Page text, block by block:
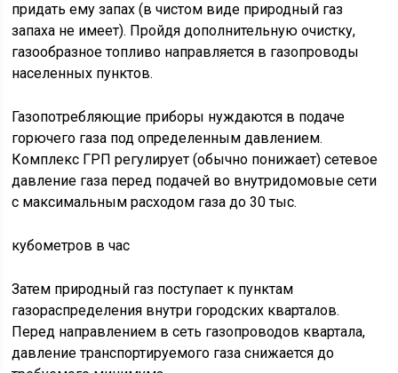
придать ему запах (в чистом виде природный газ
запаха не имеет). Пройдя дополнительную очистку,
газообразное топливо направляется в газопроводы
населенных пунктов.
Газопотребляющие приборы нуждаются в подаче
горючего газа под определенным давлением.
Комплекс ГРП регулирует (обычно понижает) сетевое
давление газа перед подачей во внутридомовые сети
с максимальным расходом газа до 30 тыс.
кубометров в час
Затем природный газ поступает к пунктам
газораспределения внутри городских кварталов.
Перед направлением в сеть газопроводов квартала,
давление транспортируемого газа снижается до